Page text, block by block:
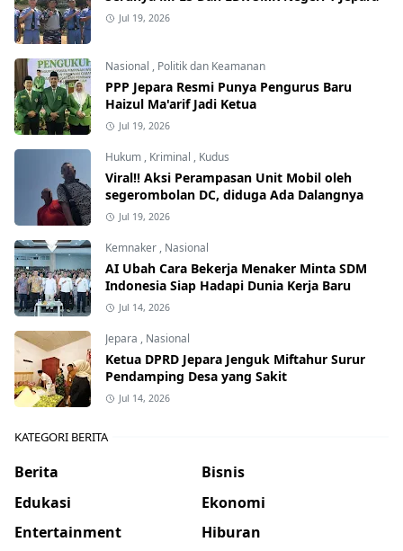
Jul 19, 2026
Nasional , Politik dan Keamanan
PPP Jepara Resmi Punya Pengurus Baru
Haizul Ma'arif Jadi Ketua
Jul 19, 2026
Hukum , Kriminal , Kudus
Viral!! Aksi Perampasan Unit Mobil oleh
segerombolan DC, diduga Ada Dalangnya
Jul 19, 2026
Kemnaker , Nasional
AI Ubah Cara Bekerja Menaker Minta SDM
Indonesia Siap Hadapi Dunia Kerja Baru
Jul 14, 2026
Jepara , Nasional
Ketua DPRD Jepara Jenguk Miftahur Surur
Pendamping Desa yang Sakit
Jul 14, 2026
KATEGORI BERITA
Berita
Bisnis
Edukasi
Ekonomi
Entertainment
Hiburan